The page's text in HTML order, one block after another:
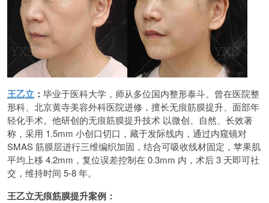
王乙立 ： 毕业于医科大学，师从多位国内整形泰斗。曾在医院整
形科、北京黄寺美容外科医院进修，擅长无痕筋膜提升、面部年
轻化手术。他研创的无痕筋膜提升技术 以微创、自然、长效著
称，采用 1.5mm 小创口切口，藏于发际线内，通过内窥镜对
SMAS 筋膜层进行三维编织加固，结合可吸收线材固定，苹果肌
平均上移 4.2mm，复位误差控制在 0.3mm 内，术后 3 天即可社
交，维持时间 5-8 年。
王乙立无痕筋膜提升案例：